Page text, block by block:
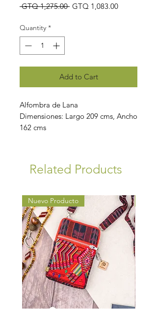
GTQ 1,275.00 Regular
GTQ 1,083.00Sale
Quantity *
Add to Cart
Alfombra de Lana
Dimensiones: Largo 209 cms, Ancho
162 cms
Related Products
Nuevo Producto